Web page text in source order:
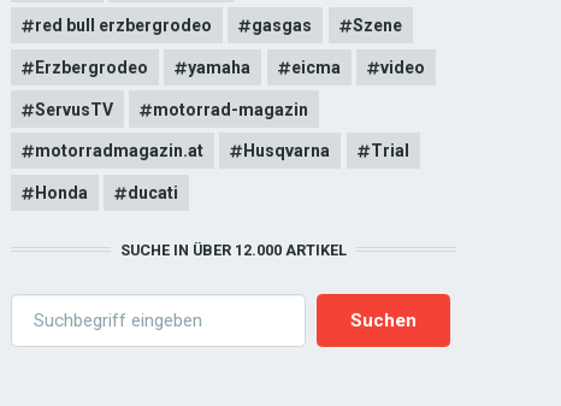
red bull erzbergrodeo gasgas Szene
Erzbergrodeo yamaha eicma video
ServusTV motorrad-magazin
motorradmagazin.at Husqvarna Trial
Honda ducati
SUCHE IN ÜBER 12.000 ARTIKEL